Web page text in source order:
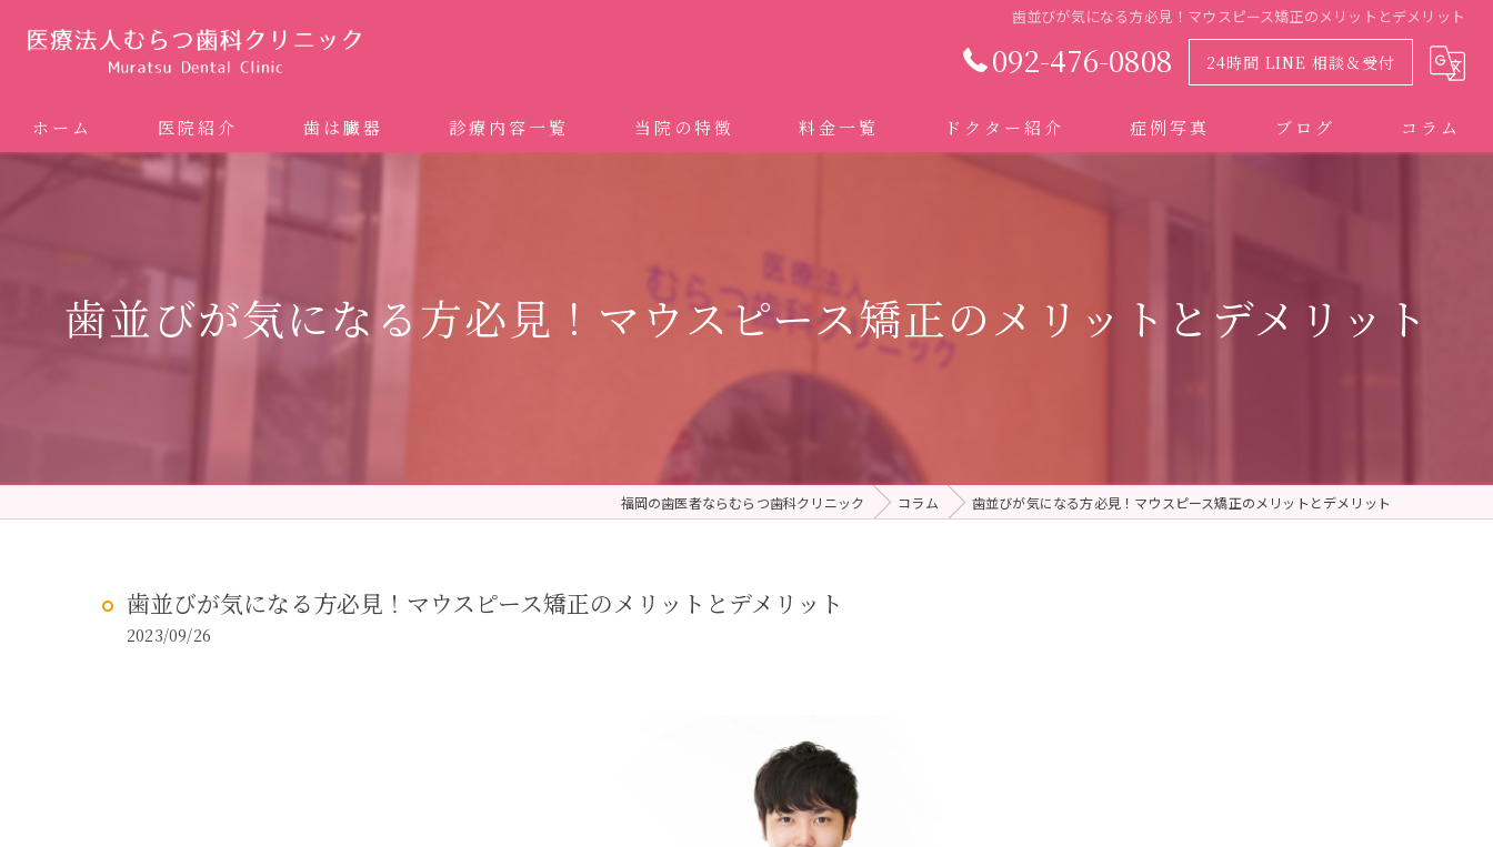
歯並びが気になる方必見！マウスピース矯正のメリットとデメリット
092-476-0808 24時間 LINE 相談＆受付
ホーム 医院紹介 歯は臓器 診療内容一覧
矯正歯科 (インビザライン、マウスピース矯正）
ホワイトニング
予防歯科 (メンテナンス)
当院の特徴
ドクターむらつのワンライン歯臓ブラシ
料金一覧 ドクター紹介 症例写真 ブログ コラム
歯並びが気になる方必見！マウスピース矯正のメリットとデメリット
福岡の歯医者ならむらつ歯科クリニック コラム 歯並びが気になる方必見！マウスピース矯正のメリットとデメリット
歯並びが気になる方必見！マウスピース矯正のメリットとデメリット
2023/09/26